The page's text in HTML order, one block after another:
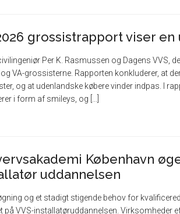
grossistrapport viser
Per K. Rasmussen og Dagens VVS,
og VA-grossisterne. Rapporten konkluderer, at
og at udenlandske købere vinder indpas. I
i form af smileys, og [...]
København
uddannelsen
og et stadigt stigende behov for
på VVS-installatøruddannelsen. Virksomheder